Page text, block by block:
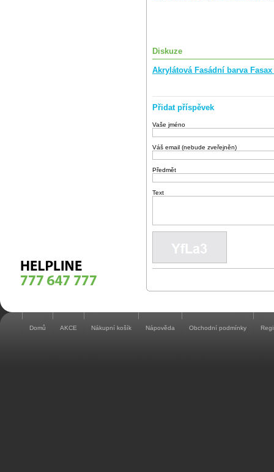
Diskuze
Akrylátová Fasádní barva Fasax
Přidat příspěvek
Vaše jméno
Váš email (nebude zveřejněn)
Předmět
Text
Domů AKCE Nákupní košík Nápověda Obchodní podmínky